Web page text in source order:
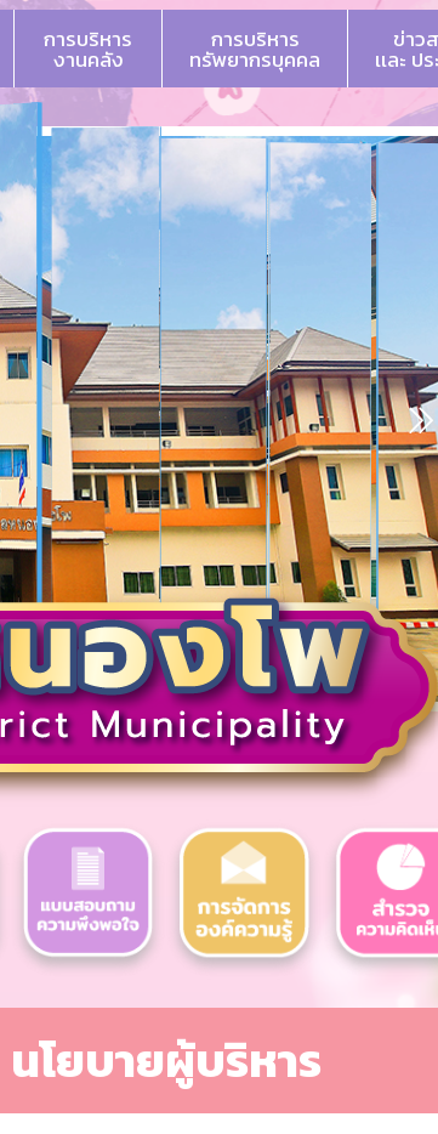
การบริหาร
งานคลัง
การบริหาร
ทรัพยากรบุคคล
ข่าว
เเละ ป
นโยบายผู้บริหาร